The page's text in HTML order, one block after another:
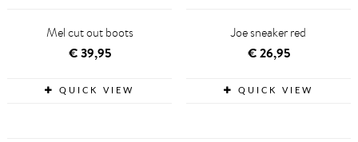
Mel cut out boots
€39,95
QUICK VIEW
Joe sneaker red
€26,95
QUICK VIEW